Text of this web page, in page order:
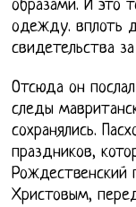
образами. И это
одежду. вплоть
свидетельства
Отсюда он
следы
сохранялись.
праздников,
Христовым,